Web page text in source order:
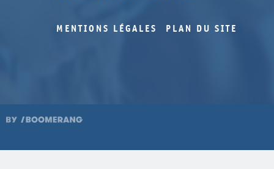
MENTIONS LÉGALES PLAN DU SITE